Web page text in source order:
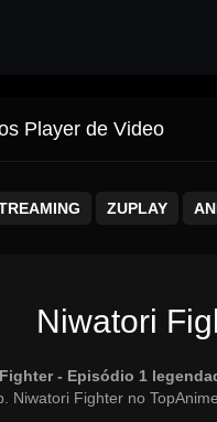
Player de Video
ZUPLAY
Niwatori
- Episódio 1
Niwatori Fighter no